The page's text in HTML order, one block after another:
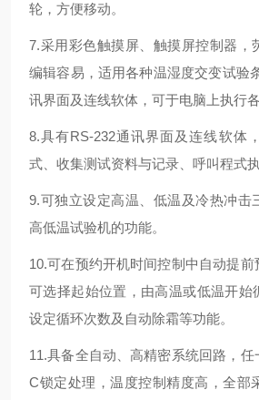
轮，方便移动。
7.采用彩色触摸屏、触摸屏控制器，
编辑容易，适用各种温湿度交变试验
讯界面及连线软体，可于电脑上执行各
8.具有RS-232通讯界面及连线软体
式、收集测试资料与记录、呼叫程式
9.可独立设定高温、低温及冷热冲击
高低温试验机的功能。
10.可在预约开机时间控制中自动提
可选择起始位置，由高温或低温开始
设定循环次数及自动除霜等功能。
11.具备全自动、高精密系统回路，任
C锁定处理，温度控制精度高，全部